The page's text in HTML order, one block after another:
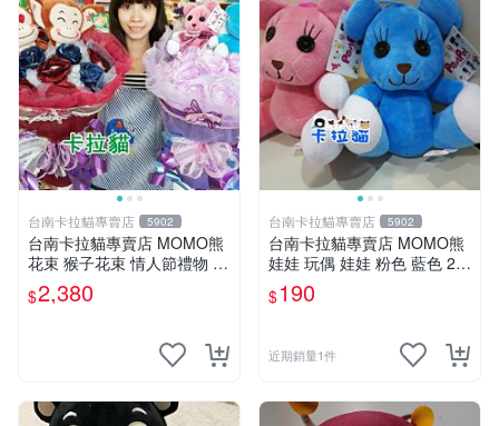
台南卡拉貓專賣店 5902
台南卡拉貓專賣店 MOMO熊
花束 猴子花束 情人節禮物 二
選一 可繡字 可今天寄明天到
$2,380
台南卡拉貓專賣店 5902
台南卡拉貓專賣店 MOMO熊
娃娃 玩偶 娃娃 粉色 藍色 2色
分售
$190
近期銷量1件